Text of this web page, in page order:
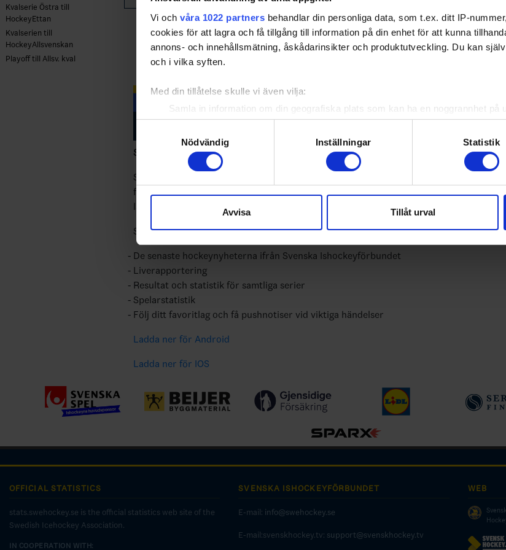
Vi och våra 1022 partners behandlar din personliga data, som t.ex. ditt IP-
cookies för att lagra och få tillgång till information på din enhet för att kunna
annons- och innehållsmätning, åskådarinsikter och produktutveckling. Du kan
och i vilka syften.
Med din tillåtelse skulle vi även vilja:
Samla in information om din geografiska plats som kan ha en noggrannhet på
Identifiera din enhet genom att aktivt skanna den för specifika kännetecken
Ta reda på mer om hur dina personliga uppgifter behandlas och ställ in dina
eller dra tillbaka ditt samtycke när som helst från cookie-förklaringen.
Vi använder enhetsidentifierare för att anpassa innehållet och annonserna till
sociala medier och analysera vår trafik. Vi vidarebefordrar även sådana
till de sociala medier och annons- och analysföretag som vi samarbetar med.
med annan information som du har tillhandahållit eller som de har samlat in när du
Nödvändig
Inställningar Statistik
Avvisa Tillåt urval
Kvalserie Östra till
HockeyEttan
Kvalserien till
HockeyAllsvenskan
Playoff till Allsv. kval
Swehockey – Svenska Ishockeyförbundets officiella app
Swehockey ger dig tillgång till nyheter, livebevakning och statistik för samtliga
följa dina favoritserier och lägga upp egna favoritlag i appen. För dina favoritlag kan
laget gör mål, i periodpaus m.m.
Swehockey ger dig:
De senaste hockeynyheterna ifrån Svenska Ishockeyförbundet
Liverapportering
Resultat och statistik för samtliga serier
Spelarstatistik
Följ ditt favoritlag och få pushnotiser vid viktiga händelser
Ladda ner för Android
Ladda ner för IOS
OFFICIAL STATISTICS
stats.swehockey.se is the official statistics web site of the
Swedish Icehockey Association.
IN COOPERATION WITH:
SVENSKA ISHOCKEYFÖRBUNDET
E-mail: info@swehockey.se
E-mail:svenskhockey.tv: support@svenskhockey.tv
WEB